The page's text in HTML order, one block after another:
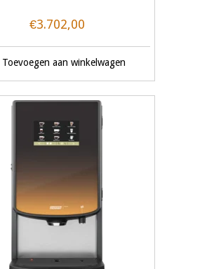
€3.702,00
Toevoegen aan winkelwagen